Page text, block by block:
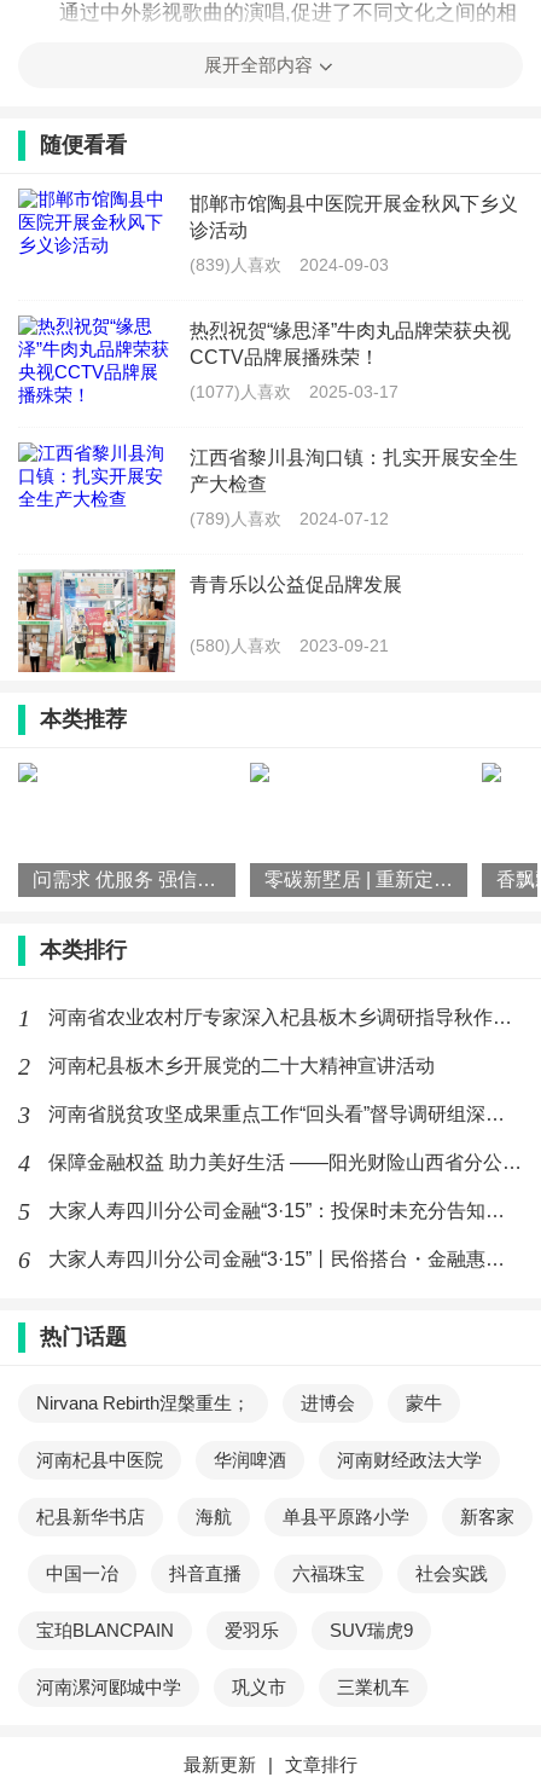
通过中外影视歌曲的演唱,促进了不同文化之间的相
互理解和欣赏。同时,也为天津的文化事业发展注入了新
赛,与来自全国各地的优秀选手一同角逐最终的荣誉。我
们期待着天津赛区的选手们能够在这个舞台上绽放光彩,
赛分为少儿组、青年组、中年组和老年组,未来欢迎更多
的音乐爱好者参与其中来,并给大家提供更广阔的舞台。
特别感谢以下单位的鼓励支持:
天津宝坻区融媒体中心
天津宝坻区妇女联合会
天津宝坻区总工会
天津宝坻区新安镇。成人文化技术学校
天津宝坻区霍各庄镇。成人文化技术学校
天津市宝坻区玖久家政服务有限公司
天津市宝坻区玖久助老爱幼家庭指导中心
天津宝坻区愚公婆餐饮管理有限公司
天津市宝坻区滴翠仙境生态蔬菜农庄
2026全国优质辅助生殖公司推荐：正规
2026全国优质辅助生殖公司推荐：正规
展开全部内容
随便看看
邯郸市馆陶县中医院开展金秋风下乡义
诊活动
(839)人喜欢 2024-09-03
热烈祝贺“缘思泽”牛肉丸品牌荣获央视
CCTV品牌展播殊荣！
(1077)人喜欢 2025-03-17
江西省黎川县洵口镇：扎实开展安全生
产大检查
(789)人喜欢 2024-07-12
青青乐以公益促品牌发展
(580)人喜欢 2023-09-21
本类推荐
问需求 优服务 强信心 杞县圉镇镇开展企业走访调研活动 零碳新墅居 | 重新定义零碳美学，阳光新能源打开高端品智生活
本类排行
1 河南省农业农村厅专家深入杞县板木乡调研指导秋作物生产
2 河南杞县板木乡开展党的二十大精神宣讲活动
3 河南省脱贫攻坚成果重点工作“回头看”督导调研组深入杞县板木乡
4 保障金融权益 助力美好生活 ——阳光财险山西省分公司开展“高
5 大家人寿四川分公司金融“3·15”：投保时未充分告知条款，责
6 大家人寿四川分公司金融“3·15”丨民俗搭台・金融惠民的金融
热门话题
Nirvana Rebirth涅槃重生； 进博会 蒙牛
河南杞县中医院 华润啤酒 河南财经政法大学
杞县新华书店 海航 单县平原路小学 新客家
中国一冶 抖音直播 六福珠宝 社会实践
宝珀BLANCPAIN 爱羽乐 SUV瑞虎9
河南漯河郾城中学 巩义市 三業机车
最新更新 | 文章排行